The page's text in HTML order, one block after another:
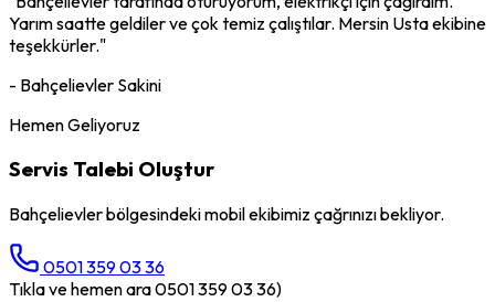
Yarım saatte geldiler ve çok temiz çalıştılar. Mersin Usta ekibine
teşekkürler."
- Bahçelievler Sakini
Hemen Geliyoruz
Servis Talebi Oluştur
Bahçelievlerbölgesindeki mobil ekibimiz çağrınızı bekliyor.
0501 359 03 36
Tıkla ve hemen ara 0501 359 03 36)